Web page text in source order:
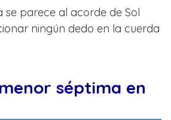
se parece al acorde de Sol
ningún dedo en la cuerda
séptima en